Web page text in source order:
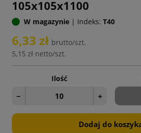
105x105x1100
W magazynie | Indeks: T40
6,33 zł brutto/szt.
5,15 zł netto/szt.
Ilość
− +
Dodaj do